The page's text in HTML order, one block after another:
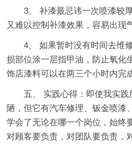
3、 补漆最忌讳一次喷漆较
又难以控制补漆效果，容易出现
4、 如果暂时没有时间去维
损部位涂一层指甲油，防止氧化
饰店漆料可以在两三个小时内完
五、 实践心得：即使我实
陋，但它有汽车修理、钣金喷漆
学会了无论在哪一个岗位，始终
对顾客要负责，对团队要负责，